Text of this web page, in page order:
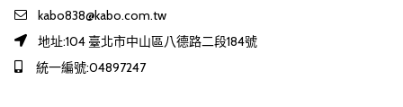
kabo838@kabo.com.tw
地址:104 臺北市中山區八德路二段184號
統一編號:04897247